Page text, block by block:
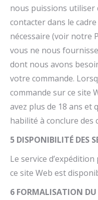
nous puissions
contacter dans le
nécessaire (voir notre
vous ne nous
dont nous avons
votre commande.
commande sur ce site
avez plus de 18 ans et
habilité à conclure
5 DISPONIBILITÉ DES
Le service
ce site Web est
6 FORMALISATION